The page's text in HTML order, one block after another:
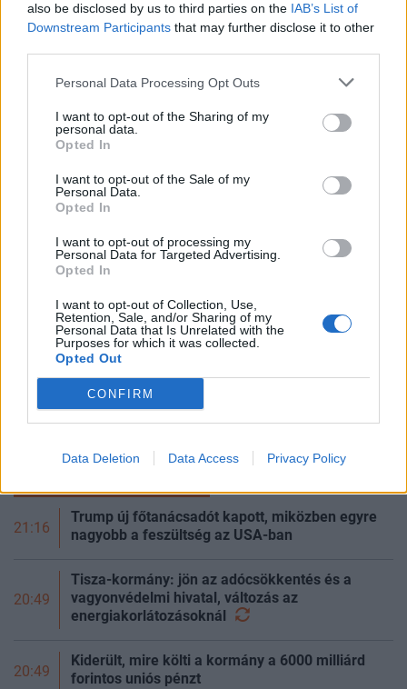
also be disclosed by us to third parties on the IAB’s List of
Downstream Participants that may further disclose it to other
Personal Data Processing Opt Outs
I want to opt-out of the Sharing of my
personal data.
Opted In
I want to opt-out of the Sale of my
Personal Data.
Opted In
I want to opt-out of processing my
Personal Data for Targeted Advertising.
Opted In
I want to opt-out of Collection, Use,
Retention, Sale, and/or Sharing of my
Personal Data that Is Unrelated with the
Purposes for which it was collected.
Opted Out
CONFIRM
Data Deletion Data Access Privacy Policy
Lehet, hogy nem azok isznak a legtöbbet, akikről a
statisztikák ezt állítják - és az sem biztos, hogy a kevesebb
elfogyasztott alkohol kisebb társadalmi kárral... The post
Kevesebb alkoholt iszunk
HOLDBLOG
Az AI néhány óra alatt megtalálhat olyan szoftverhibákat,
amelyek évekig rejtve maradtak a világ legjobb fejlesztői és
biztonsági szakemberei előtt. A kriptovilágban ennek
különösen nagy...
RSM BLOG
2026-os nyári adóváltozások: fontos változások, de
ez még csak a kezdet
Az Országgyűlés 2026. július 28-án elfogadta a
Helyreállítási és Ellenállóképességi Tervhez (RRF), egyes
kormányprogramokhoz és kormányhatározatokhoz
kapcsolódó adóintézkedésekről, v
HOLDBLOG
A számlát mindannyian megfizetjük - így gyűrűzik
végig az aszály a gazdaságon
Egy súlyos hőhullám a terméskiesésen keresztül
még az állam finanszírozását is m
21:16
Trump új főtanácsadót kapott, miközben egyre
nagyobb a feszültség az USA-ban
20:49
Tisza-kormány: jön az adócsökkentés és a
vagyonvédelmi hivatal, változás az
energiakorlátozásoknál
20:49
Kiderült, mire költi a kormány a 6000 milliárd
forintos uniós pénzt